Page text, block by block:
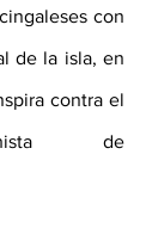
con
de la isla, en
contra el
de